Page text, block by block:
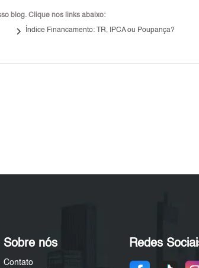
blog. Clique nos links abaixo:
keyboard_arrow_right Índice Financamento: TR, IPCA ou Poupança?
Sobre nós
Contato
Redes